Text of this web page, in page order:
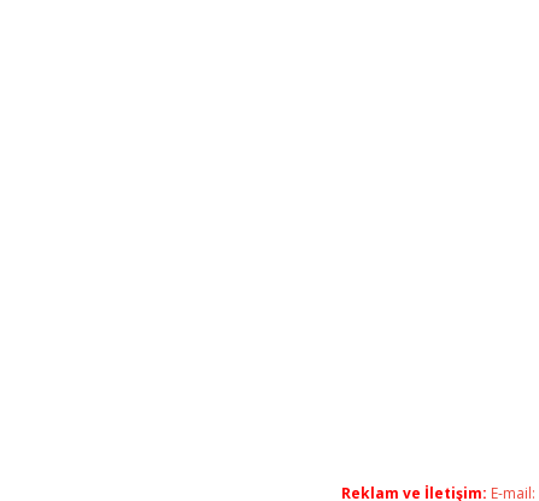
Reklam ve İletişim: E-mail: